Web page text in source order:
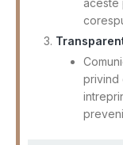
aceste
privind